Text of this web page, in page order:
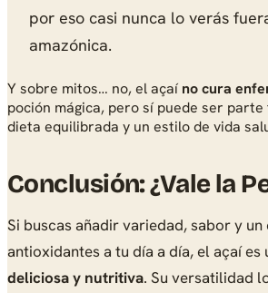
por eso casi nunca lo verás
amazónica.
Y sobre mitos… no, el açaí no cura
poción mágica, pero sí puede ser
dieta equilibrada y un estilo de vida
Conclusión: ¿Vale la
Si buscas añadir variedad, sabor y
antioxidantes a tu día a día, el açaí es
deliciosa y nutritiva. Su versatilidad